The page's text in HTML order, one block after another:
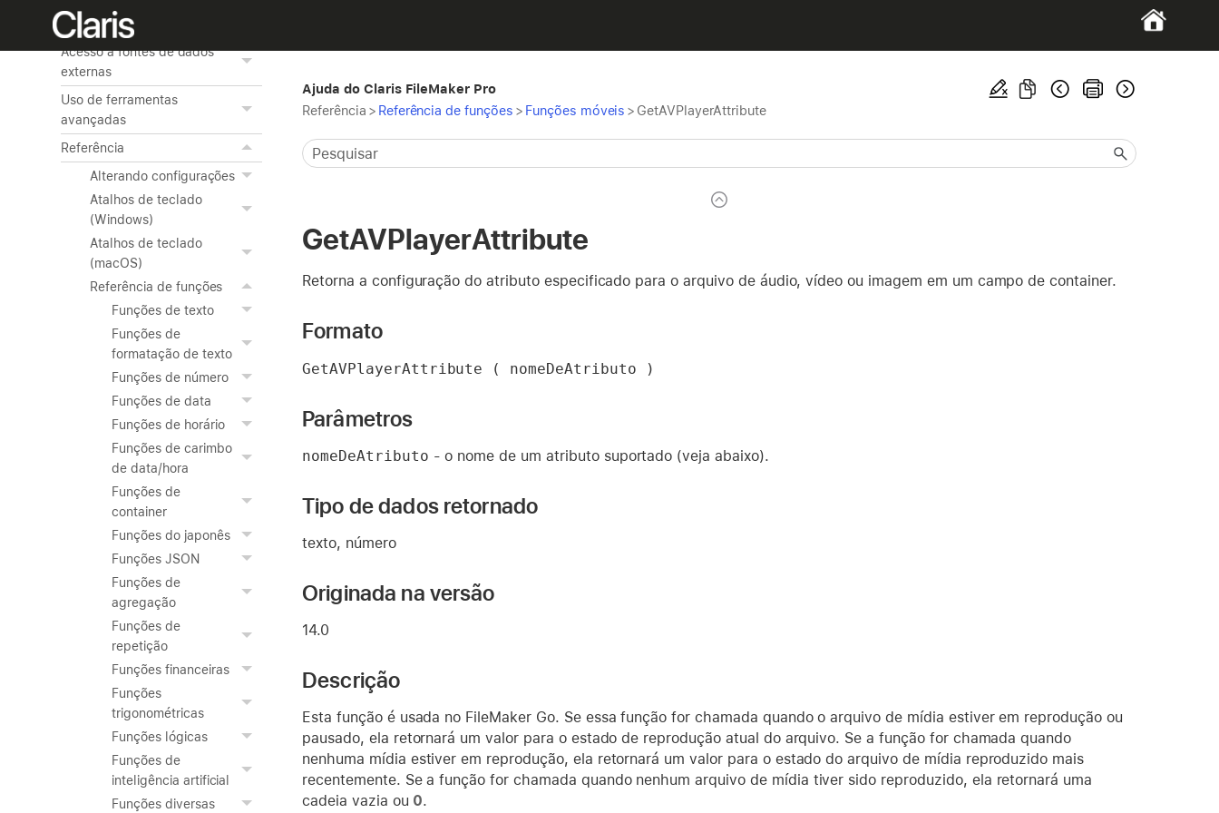
FileMaker Pro
Acesso a fontes de dados
externas
Uso de ferramentas
avançadas
Referência
Alterando configurações
Atalhos de teclado
(Windows)
Atalhos de teclado
(macOS)
Referência de funções
Funções de texto
Funções de
formatação de texto
Funções de número
Funções de data
Funções de horário
Funções de carimbo
de data/hora
Funções de
container
Funções do japonês
Funções JSON
Funções de
agregação
Funções de
repetição
Funções financeiras
Funções
trigonométricas
Funções lógicas
Funções de
inteligência artificial
Funções diversas
Ajuda do Claris FileMaker Pro
Referência > Referência de funções > Funções móveis > GetAVPlayerAttribute
GetAVPlayerAttribute
Retorna a configuração do atributo especificado para o arquivo de áudio, vídeo ou imagem em um campo de container.
Formato
GetAVPlayerAttribute ( nomeDeAtributo )
Parâmetros
nomeDeAtributo - o nome de um atributo suportado (veja abaixo).
Tipo de dados retornado
texto, número
Originada na versão
14.0
Descrição
Esta função é usada no FileMaker Go. Se essa função for chamada quando o arquivo de mídia estiver em reprodução ou
pausado, ela retornará um valor para o estado de reprodução atual do arquivo. Se a função for chamada quando
nenhuma mídia estiver em reprodução, ela retornará um valor para o estado do arquivo de mídia reproduzido mais
recentemente. Se a função for chamada quando nenhum arquivo de mídia tiver sido reproduzido, ela retornará uma
cadeia vazia ou 0.